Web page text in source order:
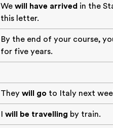
We will have arrived in the
this letter.
By the end of your course,
for five years.
They will go to Italy next
I will be travelling by train.